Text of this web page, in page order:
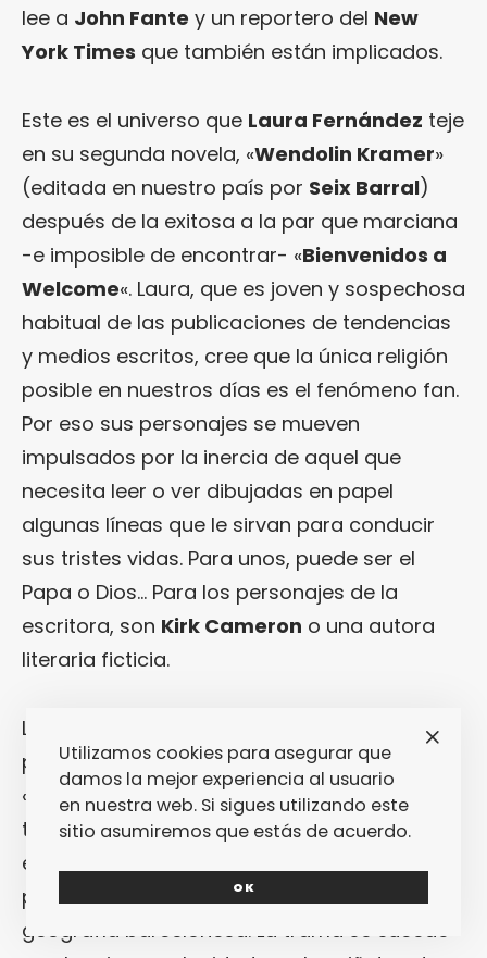
lee a John Fante y un reportero del New
York Times que también están implicados.
Este es el universo que Laura Fernández teje
en su segunda novela, «Wendolin Kramer»
(editada en nuestro país por Seix Barral)
después de la exitosa a la par que marciana
-e imposible de encontrar- «Bienvenidos a
Welcome«. Laura, que es joven y sospechosa
habitual de las publicaciones de tendencias
y medios escritos, cree que la única religión
posible en nuestros días es el fenómeno fan.
Por eso sus personajes se mueven
impulsados por la inercia de aquel que
necesita leer o ver dibujadas en papel
algunas líneas que le sirvan para conducir
sus tristes vidas. Para unos, puede ser el
Papa o Dios… Para los personajes de la
escritora, son Kirk Cameron o una autora
literaria ficticia.
La habilidad narrativa de
pasmosa: estructurada en capítulos breves,
«
Wendolin Kramer» consigue construir una
trama no por menos compleja sí muy
enrevesada que engloba a cantidad de
personajes y lugares inventados de la
geografía barcelonesa. La trama se sucede
Utilizamos cookies para asegurar que
damos la mejor experiencia al usuario
en nuestra web. Si sigues utilizando este
sitio asumiremos que estás de acuerdo.
OK